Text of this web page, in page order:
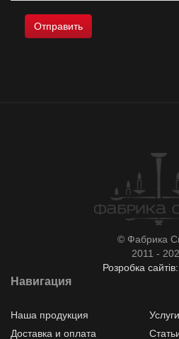
© Фабрика
2011 -
Розробка
Навигация
Наша продукция
Услуги
Доставка и оплата